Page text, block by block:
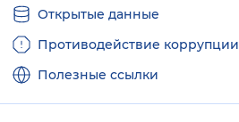
Открытые данные
Противодействие коррупции
Полезные ссылки